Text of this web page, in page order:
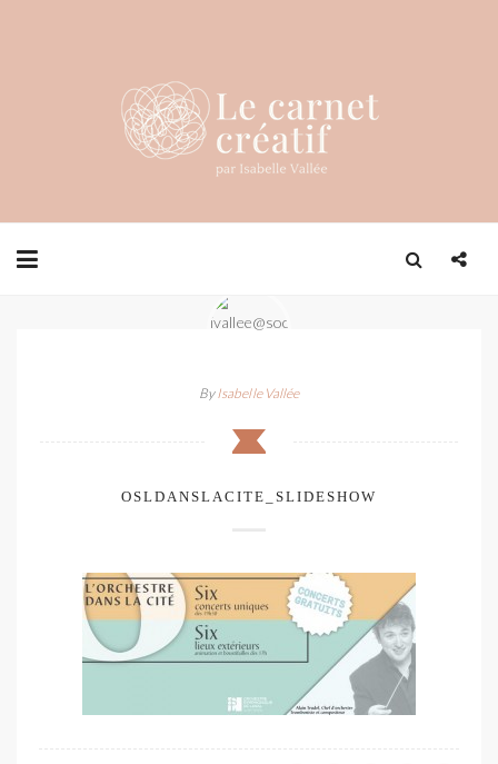
ByIsabelle Vallée
OSLDANSLACITE_SLIDESHOW